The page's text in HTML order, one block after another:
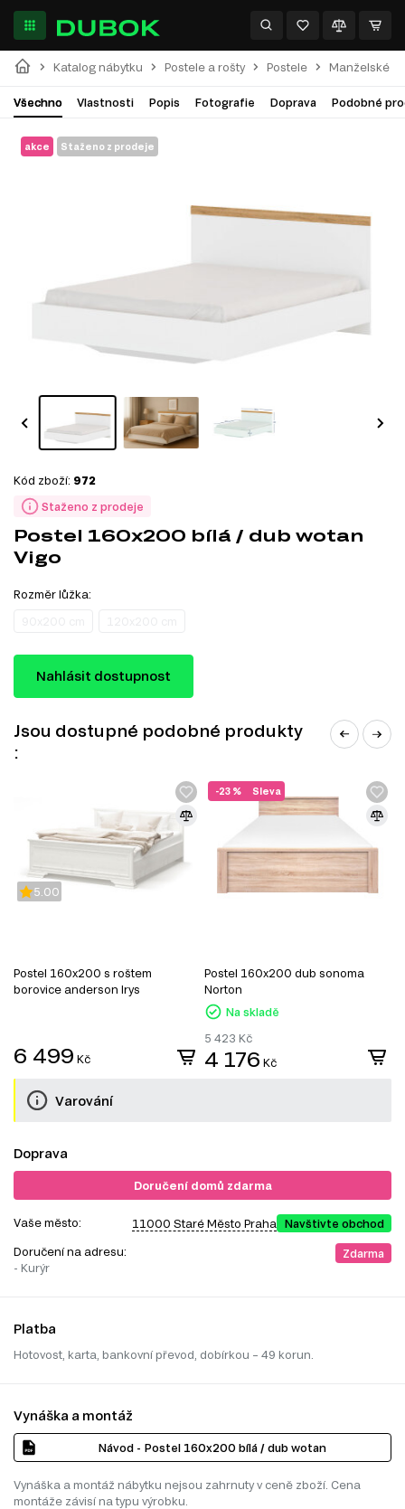
Katalog nábytku Postele a rošty Postele Manželské
Všechno Vlastnosti Popis Fotografie Doprava Podobné
akce Staženo z prodeje
Staženo z prodeje
Kód zboží: 972
Postel 160x200 bílá / dub wotan
Vigo
Rozměr lůžka:
Nahlásit dostupnost
Jsou dostupné podobné produkty
:
5.00
Postel 160x200 s roštem
borovice anderson Irys
6 499 Kč
Sleva
-23 %
Postel 160x200 dub sonoma
Norton
Na skladě
5 423 Kč
4 176 Kč
Varování
Doprava
Doručení domů zdarma
Vaše město: 11000 Staré Město Praha Navštivte obchod
Doručení na adresu:
- Kurýr
Zdarma
Platba
Hotovost, karta, bankovní převod, dobírkou – 49 korun.
Vynáška a montáž
Návod - Postel 160x200 bílá / dub wotan
Vynáška a montáž nábytku nejsou zahrnuty v ceně zboží. Cena
montáže závisí na typu výrobku.